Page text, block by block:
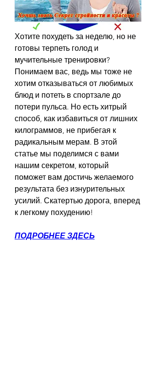
Хотите похудеть за неделю, но не
готовы терпеть голод и
мучительные тренировки?
Понимаем вас, ведь мы тоже не
хотим отказываться от любимых
блюд и потеть в спортзале до
потери пульса. Но есть хитрый
способ, как избавиться от лишних
килограммов, не прибегая к
радикальным мерам. В этой
статье мы поделимся с вами
нашим секретом, который
поможет вам достичь желаемого
результата без изнурительных
усилий. Скатертью дорога, вперед
к легкому похудению!
ПОДРОБНЕЕ ЗДЕСЬ